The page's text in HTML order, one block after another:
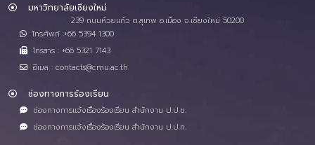
มหาวิทยาลัยเชียงใหม่
239 ถนนห้วยแก้ว ต.สุเทพ อ.เมือง จ.เชียงใหม่ 50200
โทรศัพท์ :+66 5394 1300
โทรสาร : +66 5321 7143
อีเมล : contacts@cmu.ac.th
ช่องทางการร้องเรียน
ช่องทางการแจ้งเรื่องร้องเรียน สำนักงาน ป.ป.ช.
ช่องทางการแจ้งเรื่องร้องเรียน สำนักงาน ป.ป.ท.